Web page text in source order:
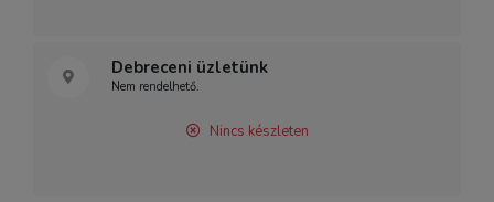
Debreceni üzletünk
Nem rendelhető.
Nincs készleten